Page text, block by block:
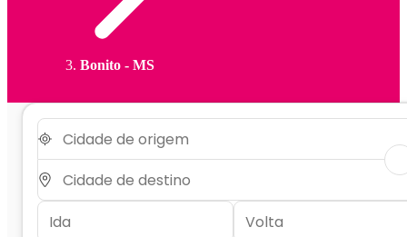
Bonito - MS